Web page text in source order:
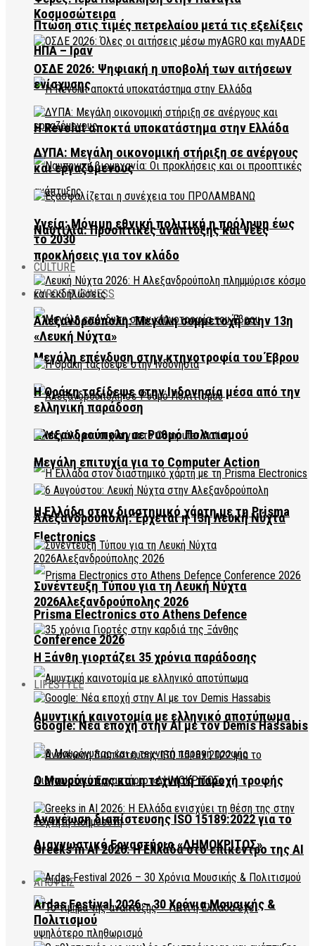
Πτώση στις τιμές πετρελαίου μετά τις εξελίξεις
ΗΠΑ – Ιράν
Η Revolut αποκτά υποκατάστημα στην Ελλάδα
Ναυτιλία: Προοπτικές ανάπτυξης και νέες
προκλήσεις για τον κλάδο
EVROS BUSINESS
Μεγάλη επένδυση στην κτηνοτροφία του Έβρου
Αλεξανδρούπολη σε Ρυθμό Πολιτισμού
Η Ελλάδα στον διαστημικό χάρτη με τη Prisma
Electronics
Prisma Electronics στο Athens Defence
Conference 2026
Αμυντική καινοτομία με ελληνικό αποτύπωμα
Ανανέωση διαπίστευσης ISO 15189:2022 για το
Διαγνωστικό Εργαστήριο «ΔΗΜΟΚΡΙΤΟΣ»
ΑΠΟΨΕΙΣ
Κοσμοσώτειρα
ΟΣΔΕ 2026: Ψηφιακή η υποβολή των αιτήσεων
ενίσχυσης
ΔΥΠΑ: Μεγάλη οικονομική στήριξη σε ανέργους
και εργαζόμενους
Υγεία: Μόνιμη εθνική πολιτική η πρόληψη έως
το 2030
CULTURE
Αλεξανδρούπολη: Μεγάλη συμμετοχή στην 13η
«Λευκή Νύχτα»
Η Θράκη ταξίδεψε στην Ινδονησία μέσα από την
ελληνική παράδοση
Μεγάλη επιτυχία για το Computer Action
Αλεξανδρούπολη: Έρχεται η 13η Λευκή Νύχτα
Συνέντευξη Τύπου για τη Λευκή Νύχτα
2026Αλεξανδρούπολης 2026
Η Ξάνθη γιορτάζει 35 χρόνια παράδοσης
LIFESTYLE
Google: Νέα εποχή στην AI με τον Demis Hassabis
Ο Μαυρόγυπας και η τεχνητή παροχή τροφής
Greeks in AI 2026: Η Ελλάδα στο επίκεντρο της AI
Ardas Festival 2026 – 30 Χρόνια Μουσικής &
Πολιτισμού